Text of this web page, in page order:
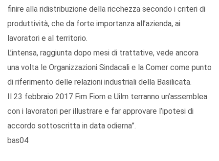
finire alla ridistribuzione della ricchezza secondo i criteri di
produttività, che da forte importanza all’azienda, ai
lavoratori e al territorio.
L’intensa, raggiunta dopo mesi di trattative, vede ancora
una volta le Organizzazioni Sindacali e la Comer come punto
di riferimento delle relazioni industriali della Basilicata.
Il 23 febbraio 2017 Fim Fiom e Uilm terranno un’assemblea
con i lavoratori per illustrare e far approvare l’ipotesi di
accordo sottoscritta in data odierna”.
bas04